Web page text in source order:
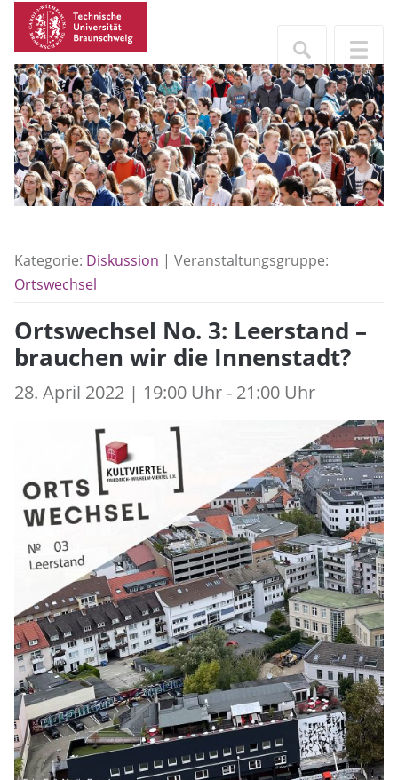
Kategorie: Diskussion | Veranstaltungsgruppe:
Ortswechsel
Ortswechsel No. 3: Leerstand –
brauchen wir die Innenstadt?
28. April 2022 | 19:00 Uhr - 21:00 Uhr